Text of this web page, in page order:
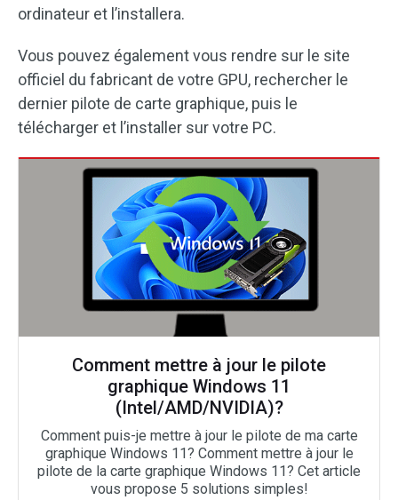
ordinateur et l’installera.
Vous pouvez également vous rendre sur le site
officiel du fabricant de votre GPU, rechercher le
dernier pilote de carte graphique, puis le
télécharger et l’installer sur votre PC.
Comment mettre à jour le pilote
graphique Windows 11
(Intel/AMD/NVIDIA)?
Comment puis-je mettre à jour le pilote de ma carte
graphique Windows 11? Comment mettre à jour le
pilote de la carte graphique Windows 11? Cet article
vous propose 5 solutions simples!